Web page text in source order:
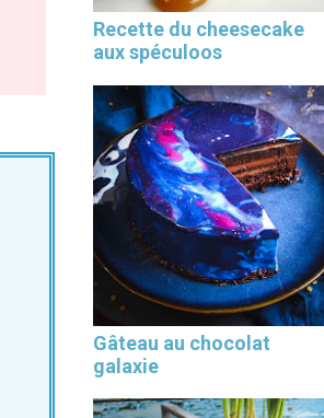
Recette du cheesecake
aux spéculoos
Gâteau au chocolat
galaxie